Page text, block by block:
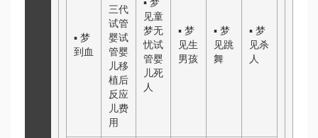
▪ 梦
到血
三代
试管
婴试
管婴
儿移
植后
反应
儿费
用
▪ 梦
见童
梦无
忧试
管婴
儿死
人
▪ 梦
见生
男孩
▪ 梦
见跳
舞
▪ 梦
见杀
人